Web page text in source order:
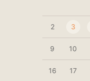
2 3
9 10
16 17